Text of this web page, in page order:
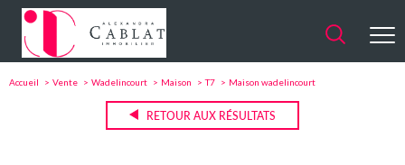
Accueil Vente Wadelincourt Maison T7 Maison wadelincourt
RETOUR AUX RÉSULTATS